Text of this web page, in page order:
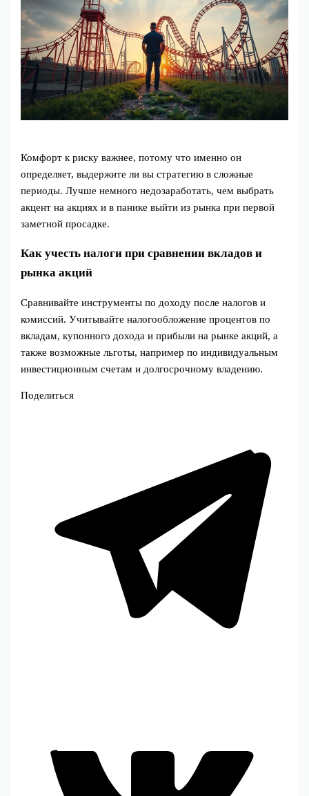
Комфорт к риску важнее, потому что именно он
определяет, выдержите ли вы стратегию в сложные
периоды. Лучше немного недозаработать, чем выбрать
акцент на акциях и в панике выйти из рынка при первой
заметной просадке.
Как учесть налоги при сравнении вкладов и
рынка акций
Сравнивайте инструменты по доходу после налогов и
комиссий. Учитывайте налогообложение процентов по
вкладам, купонного дохода и прибыли на рынке акций, а
также возможные льготы, например по индивидуальным
инвестиционным счетам и долгосрочному владению.
Поделиться